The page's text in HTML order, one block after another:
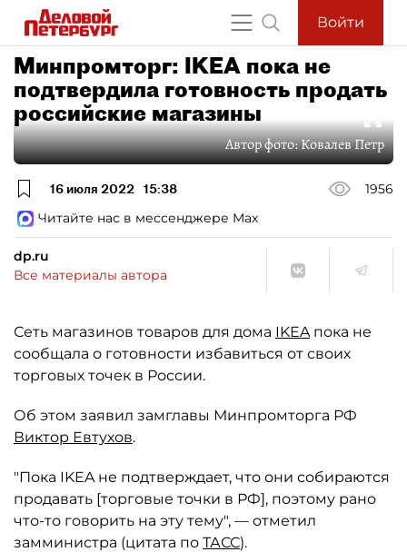
Войти
Минпромторг: IKEA пока не
подтвердила готовность продать
российские магазины
Автор фото:Ковалев Петр
16 июля 2022 15:38
1956
Читайте нас в мессенджере Max
dp.ru
Все материалы автора
Сеть магазинов товаров для дома IKEAпока не
сообщала о готовности избавиться от своих
торговых точек в России.
Об этом заявил замглавы Минпромторга РФ
Виктор Евтухов.
"Пока IKEA не подтверждает, что они собираются
продавать [торговые точки в РФ], поэтому рано
что-то говорить на эту тему", — отметил
замминистра (цитата по ТАСС).